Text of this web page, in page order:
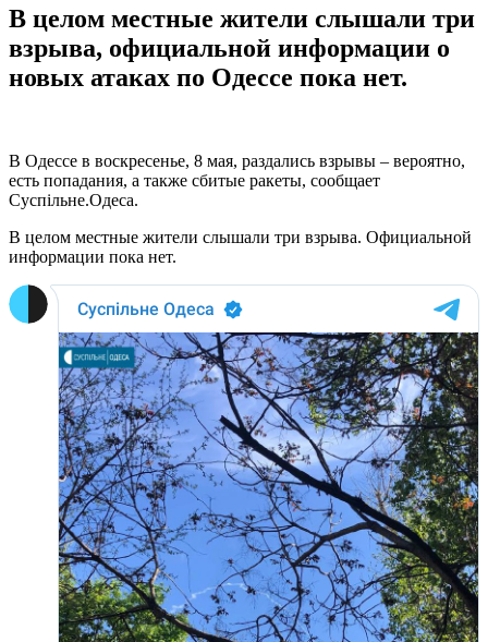
В целом местные жители слышали три
взрыва, официальной информации о
новых атаках по Одессе пока нет.
В Одессе в воскресенье, 8 мая, раздались взрывы – вероятно,
есть попадания, а также сбитые ракеты, сообщает
Суспільне.Одеса.
В целом местные жители слышали три взрыва. Официальной
информации пока нет.